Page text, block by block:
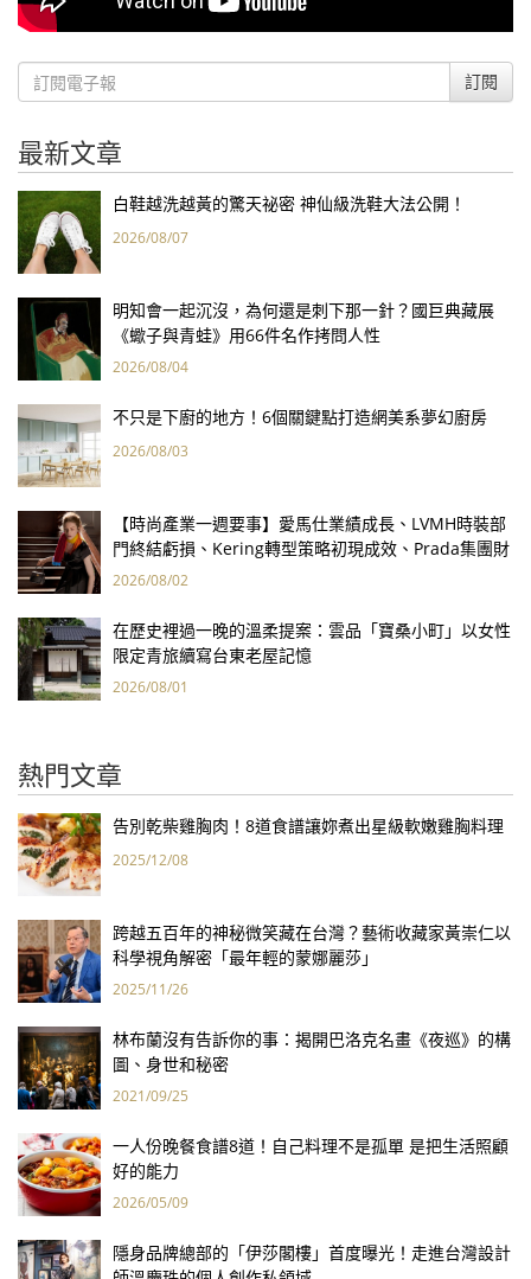
訂閱
最新文章
白鞋越洗越黃的驚天祕密 神仙級洗鞋大法公開！
2026/08/07
明知會一起沉沒，為何還是刺下那一針？國巨典藏展
《蠍子與青蛙》用66件名作拷問人性
2026/08/04
不只是下廚的地方！6個關鍵點打造網美系夢幻廚房
2026/08/03
【時尚產業一週要事】愛馬仕業績成長、LVMH時裝部
門終結虧損、Kering轉型策略初現成效、Prada集團財
報亮眼
2026/08/02
在歷史裡過一晚的溫柔提案：雲品「寶桑小町」以女性
限定青旅續寫台東老屋記憶
2026/08/01
熱門文章
告別乾柴雞胸肉！8道食譜讓妳煮出星級軟嫩雞胸料理
2025/12/08
跨越五百年的神秘微笑藏在台灣？藝術收藏家黃崇仁以
科學視角解密「最年輕的蒙娜麗莎」
2025/11/26
林布蘭沒有告訴你的事：揭開巴洛克名畫《夜巡》的構
圖、身世和秘密
2021/09/25
一人份晚餐食譜8道！自己料理不是孤單 是把生活照顧
好的能力
2026/05/09
隱身品牌總部的「伊莎閣樓」首度曝光！走進台灣設計